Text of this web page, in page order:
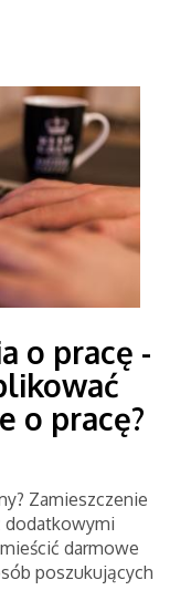
o pracę -
o pracę?
Zamieszczenie
dodatkowymi
darmowe
poszukujących